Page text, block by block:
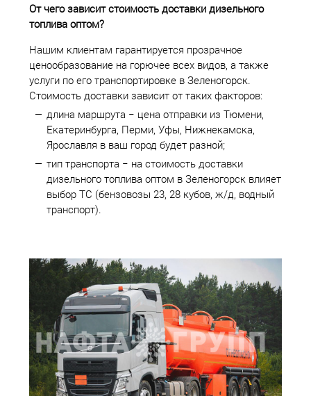
От чего зависит стоимость доставки дизельного
топлива оптом?
Нашим клиентам гарантируется прозрачное
ценообразование на горючее всех видов, а также
услуги по его транспортировке в Зеленогорск.
Стоимость доставки зависит от таких факторов:
длина маршрута − цена отправки из Тюмени,
Екатеринбурга, Перми, Уфы, Нижнекамска,
Ярославля в ваш город будет разной;
тип транспорта − на стоимость доставки
дизельного топлива оптом в Зеленогорск влияет
выбор ТС (бензовозы 23, 28 кубов, ж/д, водный
транспорт).